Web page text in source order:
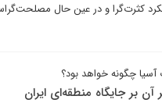
کثرت‌گرا و در عین حال
چگونه خواهد بود؟
بر جایگاه منطقه‌ای ایران